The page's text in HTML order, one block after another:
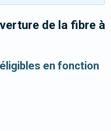
de la fibre à
en fonction